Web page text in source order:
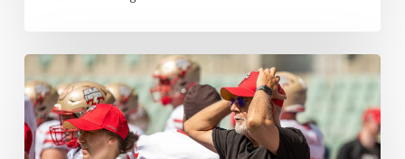
Bye
Bye
Playoffs